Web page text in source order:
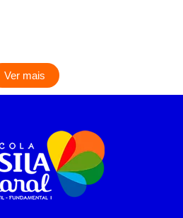
Ver mais